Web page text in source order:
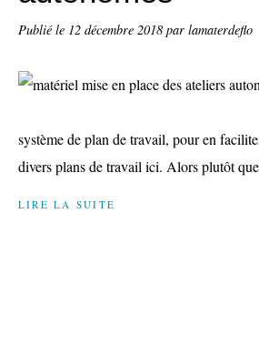
Publié le 12 décembre 2018 par lamaterdeflo
système de plan de travail, pour en
divers plans de travail ici. Alors plutôt
LIRE LA SUITE